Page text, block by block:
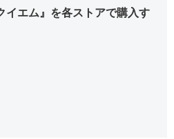
イエム』を各ストアで購入す